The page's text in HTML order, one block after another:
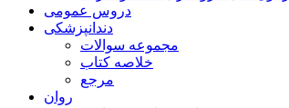
دروس عمومی
دندانپزشکی
مجموعه سوالات
خلاصه کتاب
مرجع
روان